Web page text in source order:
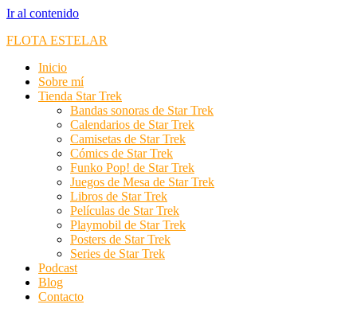
Ir al contenido
FLOTA ESTELAR
Inicio
Sobre mí
Tienda Star Trek
Bandas sonoras de Star Trek
Calendarios de Star Trek
Camisetas de Star Trek
Cómics de Star Trek
Funko Pop! de Star Trek
Juegos de Mesa de Star Trek
Libros de Star Trek
Películas de Star Trek
Playmobil de Star Trek
Posters de Star Trek
Series de Star Trek
Podcast
Blog
Contacto